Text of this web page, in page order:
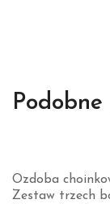
Ozdoba
Zestaw trzech